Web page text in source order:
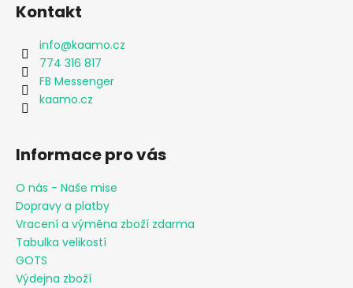
Kontakt
info@kaamo.cz
774 316 817
FB Messenger
kaamo.cz
Informace pro vás
O nás - Naše mise
Dopravy a platby
Vracení a výměna zboží zdarma
Tabulka velikostí
GOTS
Výdejna zboží